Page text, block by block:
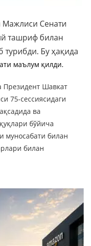
Мажлиси Сенати
ташриф билан
Бу ҳақида
маълум қилди.
Президент Шавкат
75-сессиясидаги
ва
бўйича
муносабати билан
билан